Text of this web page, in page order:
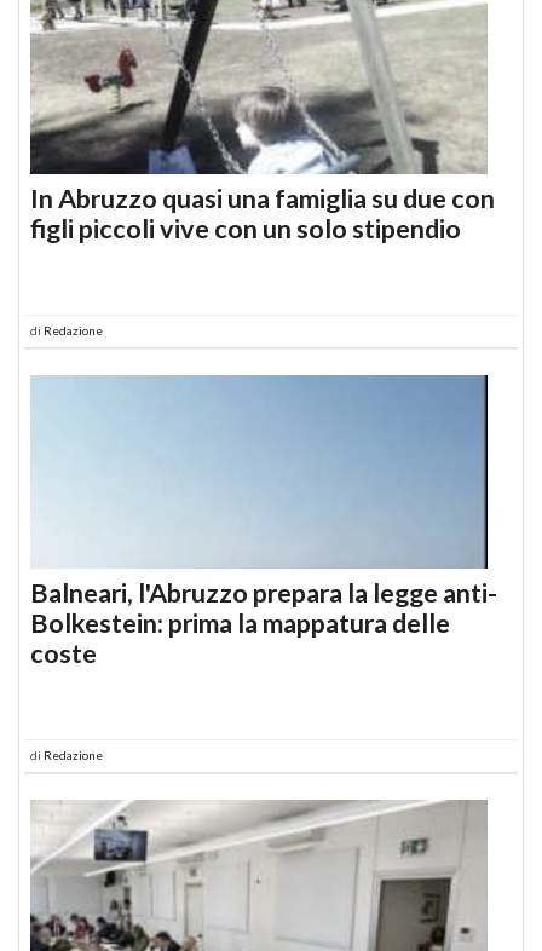
In Abruzzo quasi una famiglia su due con
figli piccoli vive con un solo stipendio
di Redazione
Balneari, l'Abruzzo prepara la legge anti-
Bolkestein: prima la mappatura delle
coste
di Redazione